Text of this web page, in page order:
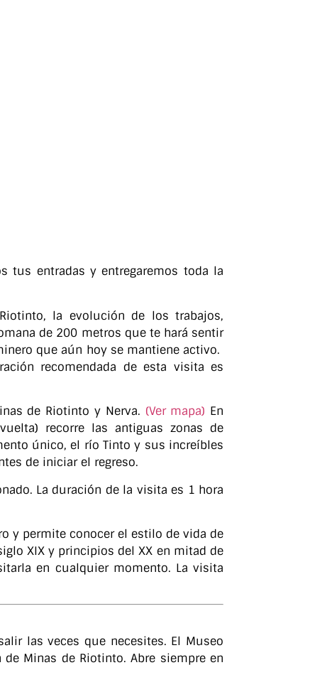
tus entradas y entregaremos toda la
la evolución de los trabajos,
de 200 metros que te hará sentir
que aún hoy se mantiene activo.
recomendada de esta visita es
de Riotinto y Nerva. (Ver mapa) En
recorre las antiguas zonas de
único, el río Tinto y sus increíbles
de iniciar el regreso.
La duración de la visita es 1 hora
y permite conocer el estilo de vida de
XIX y principios del XX en mitad de
en cualquier momento. La visita
las veces que necesites. El Museo
Minas de Riotinto. Abre siempre en